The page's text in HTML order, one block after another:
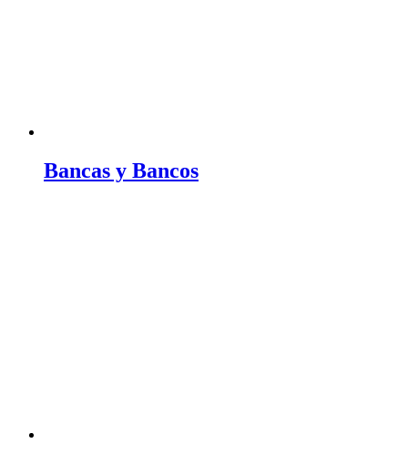
Bancas y Bancos